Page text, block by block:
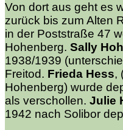
Von dort aus geht es
zurück bis zum Alten
in der Poststraße 47
Hohenberg. Sally
1938/1939
Freitod. Frieda Hess,
Hohenberg) wurde
als verschollen. Julie
1942 nach Solibor